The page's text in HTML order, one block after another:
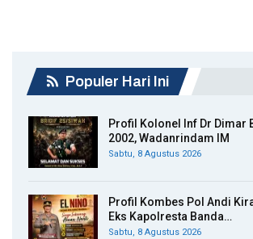
Populer Hari Ini
Profil Kolonel Inf Dr Dimar
2002, Wadanrindam IM
Sabtu, 8 Agustus 2026
Profil Kombes Pol Andi
Eks Kapolresta Banda…
Sabtu, 8 Agustus 2026